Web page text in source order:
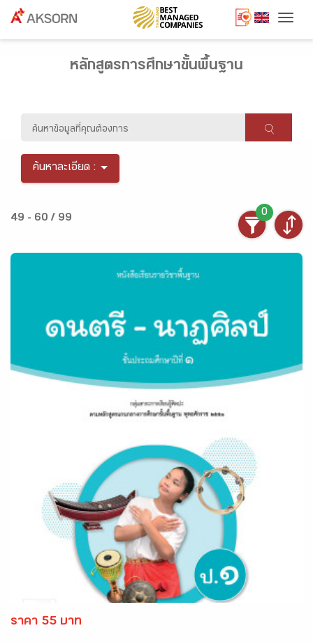
หลักสูตรการศึกษาขั้นพื้นฐาน
ค้นหาละเอียด :
49 - 60 / 99
0
ราคา 55 บาท